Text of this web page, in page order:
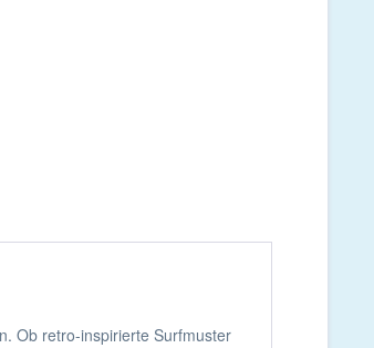
Ob retro-inspirierte Surfmuster